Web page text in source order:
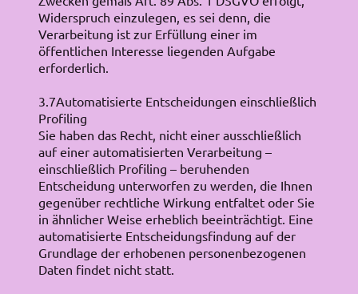
Widerspruch einzulegen, es sei denn, die
Verarbeitung ist zur Erfüllung einer im
öffentlichen Interesse liegenden Aufgabe
erforderlich.
3.7Automatisierte Entscheidungen einschließlich
Profiling
Sie haben das Recht, nicht einer ausschließlich
auf einer automatisierten Verarbeitung –
einschließlich Profiling – beruhenden
Entscheidung unterworfen zu werden, die Ihnen
gegenüber rechtliche Wirkung entfaltet oder Sie
in ähnlicher Weise erheblich beeinträchtigt. Eine
automatisierte Entscheidungsfindung auf der
Grundlage der erhobenen personenbezogenen
Daten findet nicht statt.